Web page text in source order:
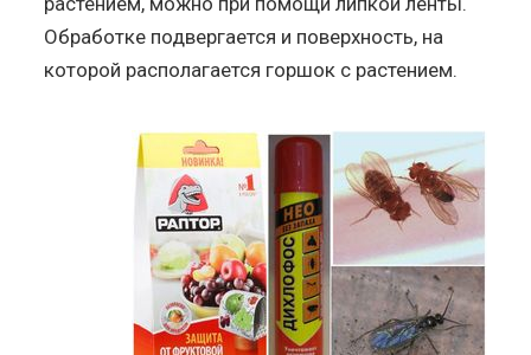
Обработке подвергается и поверхность, на
которой располагается горшок с растением.